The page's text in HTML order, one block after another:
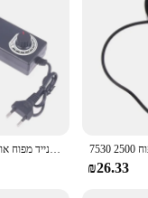
₪26.33